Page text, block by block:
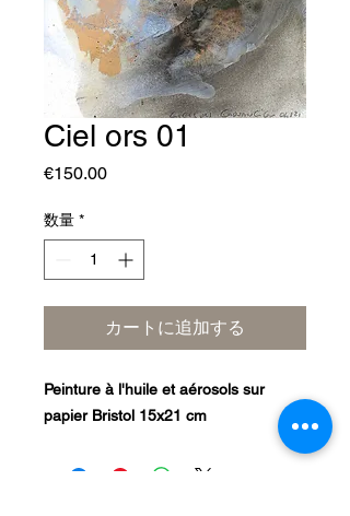
Ciel ors 01
€150.00価
数量 *
カートに追加する
Peinture à l'huile et aérosols sur
papier Bristol 15x21 cm